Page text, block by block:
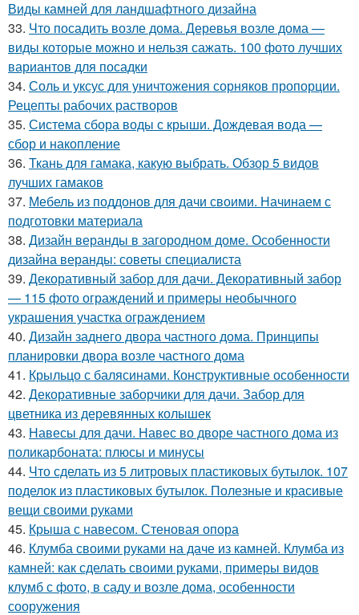
Виды камней для ландшафтного дизайна
33. Что посадить возле дома. Деревья возле дома —
виды которые можно и нельзя сажать. 100 фото лучших
вариантов для посадки
34. Соль и уксус для уничтожения сорняков пропорции.
Рецепты рабочих растворов
35. Система сбора воды с крыши. Дождевая вода —
сбор и накопление
36. Ткань для гамака, какую выбрать. Обзор 5 видов
лучших гамаков
37. Мебель из поддонов для дачи своими. Начинаем с
подготовки материала
38. Дизайн веранды в загородном доме. Особенности
дизайна веранды: советы специалиста
39. Декоративный забор для дачи. Декоративный забор
— 115 фото ограждений и примеры необычного
украшения участка ограждением
40. Дизайн заднего двора частного дома. Принципы
планировки двора возле частного дома
41. Крыльцо с балясинами. Конструктивные особенности
42. Декоративные заборчики для дачи. Забор для
цветника из деревянных колышек
43. Навесы для дачи. Навес во дворе частного дома из
поликарбоната: плюсы и минусы
44. Что сделать из 5 литровых пластиковых бутылок. 107
поделок из пластиковых бутылок. Полезные и красивые
вещи своими руками
45. Крыша с навесом. Стеновая опора
46. Клумба своими руками на даче из камней. Клумба из
камней: как сделать своими руками, примеры видов
клумб с фото, в саду и возле дома, особенности
сооружения